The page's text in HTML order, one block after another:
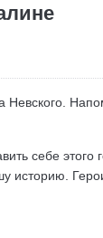
Невского.
себе этого
историю.